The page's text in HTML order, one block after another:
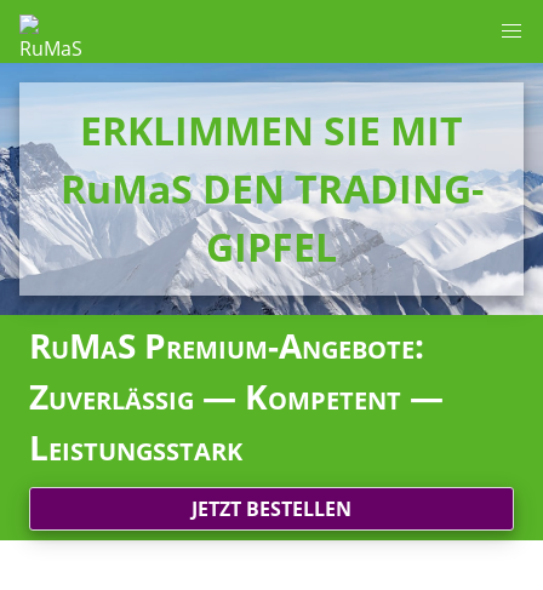
ERKLIMMEN SIE MIT
RuMaS DEN TRADING-
GIPFEL
RuMaS Premium-Angebote:
Zuverlässig — Kompetent —
Leistungsstark
JETZT BESTELLEN